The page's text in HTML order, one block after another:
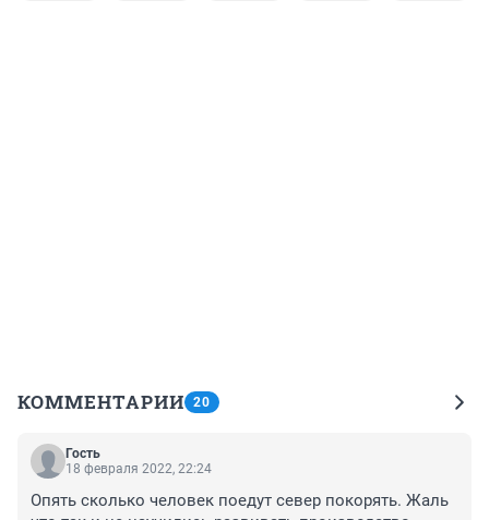
КОММЕНТАРИИ 20
Гость
18 февраля 2022, 22:24
Опять сколько человек поедут север покорять. Жаль